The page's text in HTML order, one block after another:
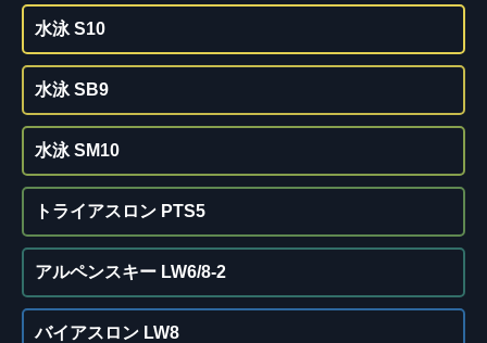
水泳 S10
水泳 SB9
水泳 SM10
トライアスロン PTS5
アルペンスキー LW6/8-2
バイアスロン LW8